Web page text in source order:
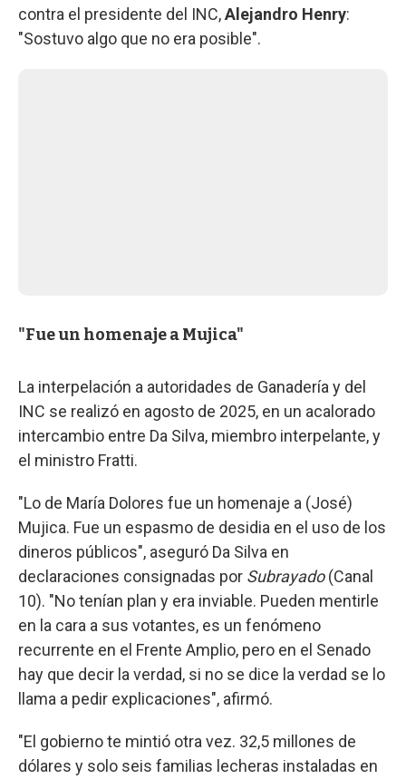
contra el presidente del INC,Alejandro Henry:
"Sostuvo algo que no era posible".
"Fue un homenaje a Mujica"
La interpelación a autoridades de Ganadería y del
INC se realizó en agosto de 2025, en un acalorado
intercambio entre Da Silva, miembro interpelante, y
el ministro Fratti.
"Lo de María Dolores fue un homenaje a (José)
Mujica. Fue un espasmo de desidia en el uso de los
dineros públicos", aseguró Da Silva en
declaraciones consignadas por Subrayado(Canal
10). "No tenían plan y era inviable. Pueden mentirle
en la cara a sus votantes, es un fenómeno
recurrente en el Frente Amplio, pero en el Senado
hay que decir la verdad, si no se dice la verdad se lo
llama a pedir explicaciones", afirmó.
"El gobierno te mintió otra vez. 32,5 millones de
dólares y solo seis familias lecheras instaladas en